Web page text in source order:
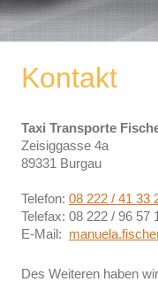
Kontakt
Taxi Transporte
Zeisiggasse 4a
89331 Burgau
Telefon: 08 222 / 41 33
Telefax: 08 222 / 96 57
E-Mail:
Des Weiteren haben